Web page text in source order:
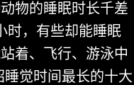
物的睡眠时长千差
时，有些却能睡眠
着、飞行、游泳中
睡觉时间最长的十大